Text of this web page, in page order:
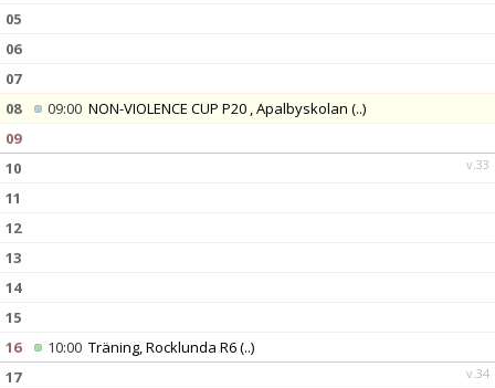
05
06
07
08
09:00 NON-VIOLENCE CUP P20 , Apalbyskolan (..)
09
v.33
10
11
12
13
14
15
16
10:00 Träning, Rocklunda R6(..)
v.34
17